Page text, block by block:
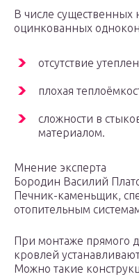
В числе существенных
оцинкованных
отсутствие
плохая
сложности в
материалом.
Мнение эксперта
Бородин Василий
Печник-каменьщик,
отопительным
При монтаже прямого
кровлей
Можно такие